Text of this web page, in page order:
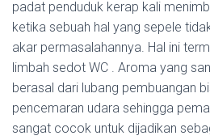
padat penduduk kerap kali
ketika sebuah hal yang sepele
akar permasalahannya. Hal ini
limbah sedot WC . Aroma yang
berasal dari lubang pembuangan
pencemaran udara sehingga
sangat cocok untuk dijadikan